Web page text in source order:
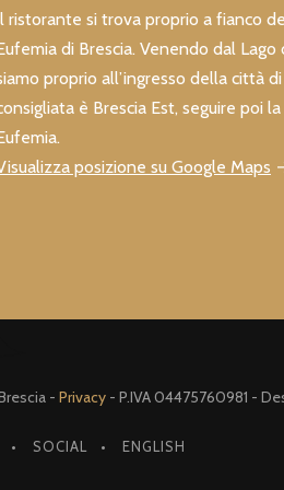
ristorante si trova proprio a fianco
di Brescia. Venendo dal
proprio all’ingresso della città
è Brescia Est, seguire poi
posizione su Google Maps
- Privacy- P.IVA 04475760981 -
SOCIAL ENGLISH